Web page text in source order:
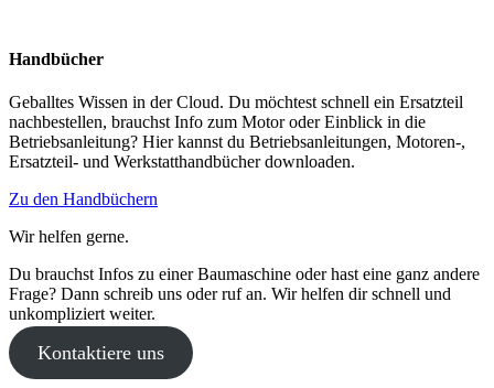
Handbücher
Geballtes Wissen in der Cloud. Du möchtest schnell ein Ersatzteil
nachbestellen, brauchst Info zum Motor oder Einblick in die
Betriebsanleitung? Hier kannst du Betriebsanleitungen, Motoren-,
Ersatzteil- und Werkstatthandbücher downloaden.
Zu den Handbüchern
Wir helfen gerne.
Du brauchst Infos zu einer Baumaschine oder hast eine ganz andere
Frage? Dann schreib uns oder ruf an. Wir helfen dir schnell und
unkompliziert weiter.
Kontaktiere uns